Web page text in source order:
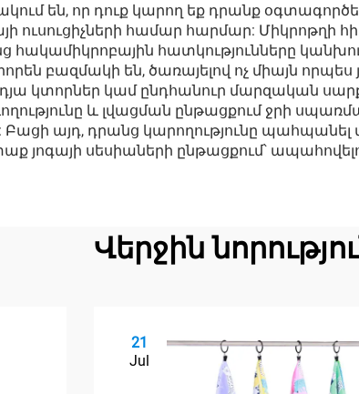
են, որ դուք կարող եք դրանք
համար հարմար: Միկրոթղի
հատկությունները
բազմակի են, ծառայելով ոչ միայն
կտորներ կամ ընդհանուր մարզական
և լվացման ընթացքում ջրի
այդ, դրանց կարողությունը
յոգայի սեսիաների ընթացքում՝
Վերջին
21
Jul